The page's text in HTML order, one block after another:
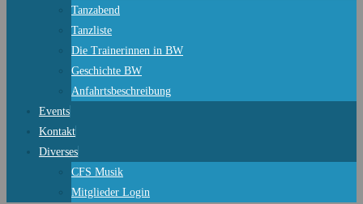
Tanzabend
Tanzliste
Die Trainerinnen in BW
Geschichte BW
Anfahrtsbeschreibung
Events
Kontakt
Diverses
CFS Musik
Mitglieder Login